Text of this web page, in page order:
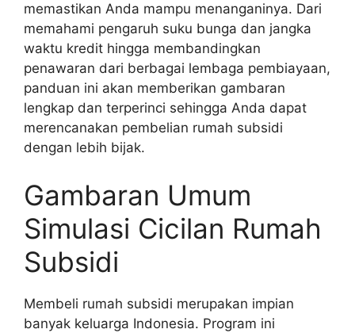
memastikan Anda mampu menanganinya. Dari
memahami pengaruh suku bunga dan jangka
waktu kredit hingga membandingkan
penawaran dari berbagai lembaga pembiayaan,
panduan ini akan memberikan gambaran
lengkap dan terperinci sehingga Anda dapat
merencanakan pembelian rumah subsidi
dengan lebih bijak.
Gambaran Umum
Simulasi Cicilan Rumah
Subsidi
Membeli rumah subsidi merupakan impian
banyak keluarga Indonesia. Program ini